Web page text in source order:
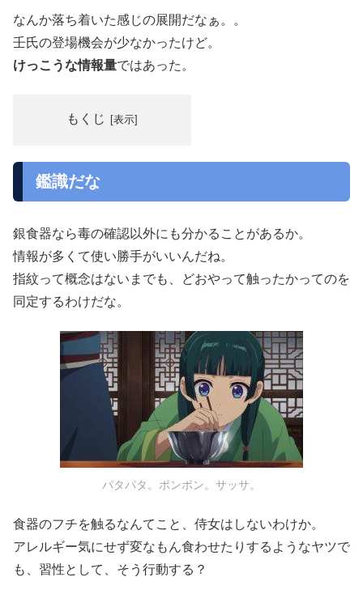
なんか落ち着いた感じの展開だなぁ。。
壬氏の登場機会が少なかったけど。
けっこうな情報量ではあった。
もくじ
鑑識だな
銀食器なら毒の確認以外にも分かることがあるか。
情報が多くて使い勝手がいいんだね。
指紋って概念はないまでも、どおやって触ったかってのを
同定するわけだな。
パタパタ。ポンポン。サッサ。
食器のフチを触るなんてこと、侍女はしないわけか。
アレルギー気にせず変なもん食わせたりするようなヤツで
も、習性として、そう行動する？